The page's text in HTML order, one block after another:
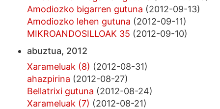
Amodiozko bigarren gutuna (2012-09-13)
Amodiozko lehen gutuna (2012-09-11)
MIKROANDOSILLOAK 35 (2012-09-10)
abuztua, 2012
Xarameluak (8) (2012-08-31)
ahazpirina (2012-08-27)
Bellatrixi gutuna (2012-08-24)
Xarameluak (7) (2012-08-21)